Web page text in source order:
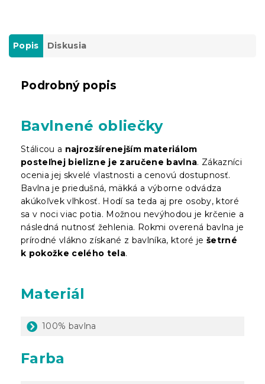
Popis Diskusia
Podrobný popis
Bavlnené obliečky
Stálicou a najrozšírenejším materiálom
posteľnej bielizne je zaručene bavlna. Zákazníci
ocenia jej skvelé vlastnosti a cenovú dostupnosť.
Bavlna je priedušná, mäkká a výborne odvádza
akúkoľvek vlhkosť. Hodí sa teda aj pre osoby, ktoré
sa v noci viac potia. Možnou nevýhodou je krčenie a
následná nutnosť žehlenia. Rokmi overená bavlna je
prírodné vlákno získané z bavlníka, ktoré je šetrné
k pokožke celého tela.
Materiál
100% bavlna
Farba